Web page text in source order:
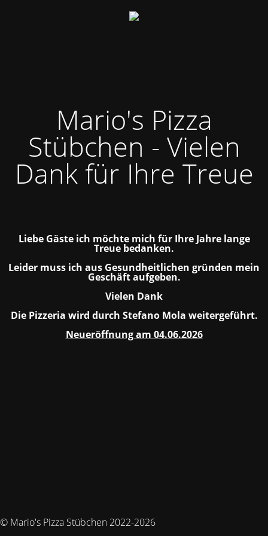
Mario's Pizza
Stübchen - Vielen
Dank für Ihre Treue
Liebe Gäste ich möchte mich für Ihre Jahre lange
Treue bedanken.
Leider muss ich aus Gesundheitlichen gründen mein
Geschäft aufgeben.
Vielen Dank
Die Pizzeria wird durch Stefano Mola weitergeführt.
Neueröffnung am 04.06.2026
© Mario's Pizza Stübchen 2022-2026